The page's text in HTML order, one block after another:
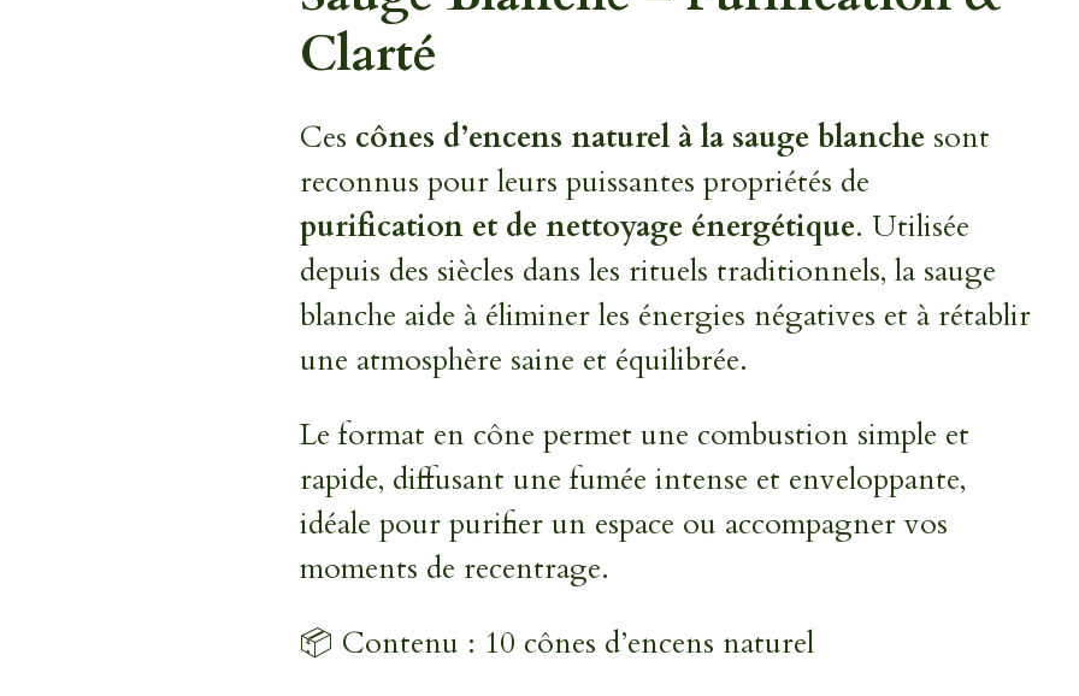
Clarté
Ces cônes d’encens naturel à la sauge blanche sont
reconnus pour leurs puissantes propriétés de
purification et de nettoyage énergétique. Utilisée
depuis des siècles dans les rituels traditionnels, la sauge
blanche aide à éliminer les énergies négatives et à rétablir
une atmosphère saine et équilibrée.
Le format en cône permet une combustion simple et
rapide, diffusant une fumée intense et enveloppante,
idéale pour purifier un espace ou accompagner vos
moments de recentrage.
📦 Contenu : 10 cônes d’encens naturel